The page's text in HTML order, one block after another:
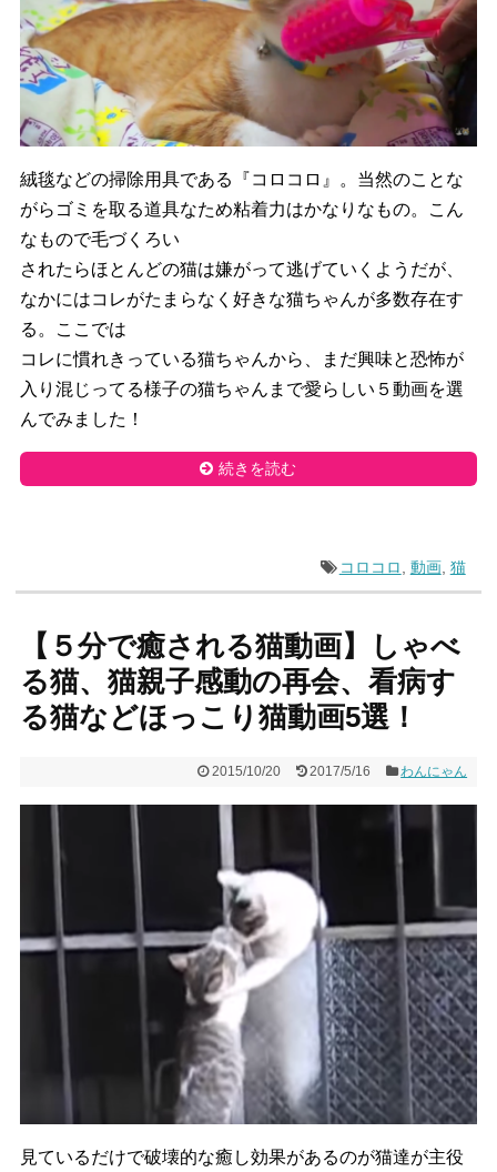
絨毯などの掃除用具である『コロコロ』。当然のことな
がらゴミを取る道具なため粘着力はかなりなもの。こん
なもので毛づくろい
されたらほとんどの猫は嫌がって逃げていくようだが、
なかにはコレがたまらなく好きな猫ちゃんが多数存在す
る。ここでは
コレに慣れきっている猫ちゃんから、まだ興味と恐怖が
入り混じってる様子の猫ちゃんまで愛らしい５動画を選
んでみました！
続きを読む
コロコロ 動画, 猫
【５分で癒される猫動画】しゃべ
る猫、猫親子感動の再会、看病す
る猫などほっこり猫動画5選！
2015/10/20 2017/5/16 わんにゃん
見ているだけで破壊的な癒し効果があるのが猫達が主役